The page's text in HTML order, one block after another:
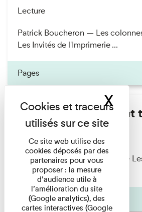
Lecture
Patrick Boucheron — Les
Les Invités de l'Imprimerie ...
Pages
Marie Cosnay - Toi et
Lecture
Marie Cosnay — Toi et ton frère
l'Imprimerie n°10 À ...
Pages
Ce site web utilise des
cookies déposés par des
partenaires pour vous
proposer : la mesure
d’audience utile à
l’amélioration du site
(Google analytics), des
cartes interactives (Google
X